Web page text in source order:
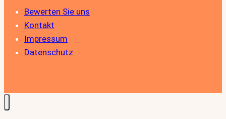
Bewerten Sie uns
Kontakt
Impressum
Datenschutz